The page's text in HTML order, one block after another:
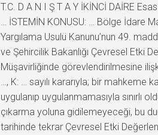
T.C. D A N I Ş T A Y İKİNCİ DAİRE
… İSTEMİN KONUSU: … Bölge İdare
Yargılama Usulü Kanunu’nun 49.
ve Şehircilik Bakanlığı Çevresel Etki
Müşavirliğinde görevlendirilmesine
…, K: … sayılı kararıyla; bir mahkeme
uygulanıp uygulanmamasıyla sınırlı
çıkarma yoluna gidilemeyeceği, bu
tarihinde tekrar Çevresel Etki